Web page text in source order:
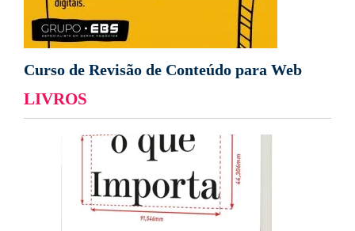
Curso de Revisão de Conteúdo para Web
LIVROS